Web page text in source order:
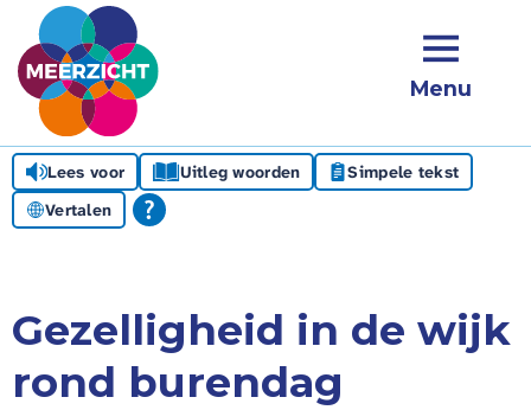
Menu
Lees voor Uitleg woorden
Simpele tekst
Vertalen
Gezelligheid in de wijk
rond burendag